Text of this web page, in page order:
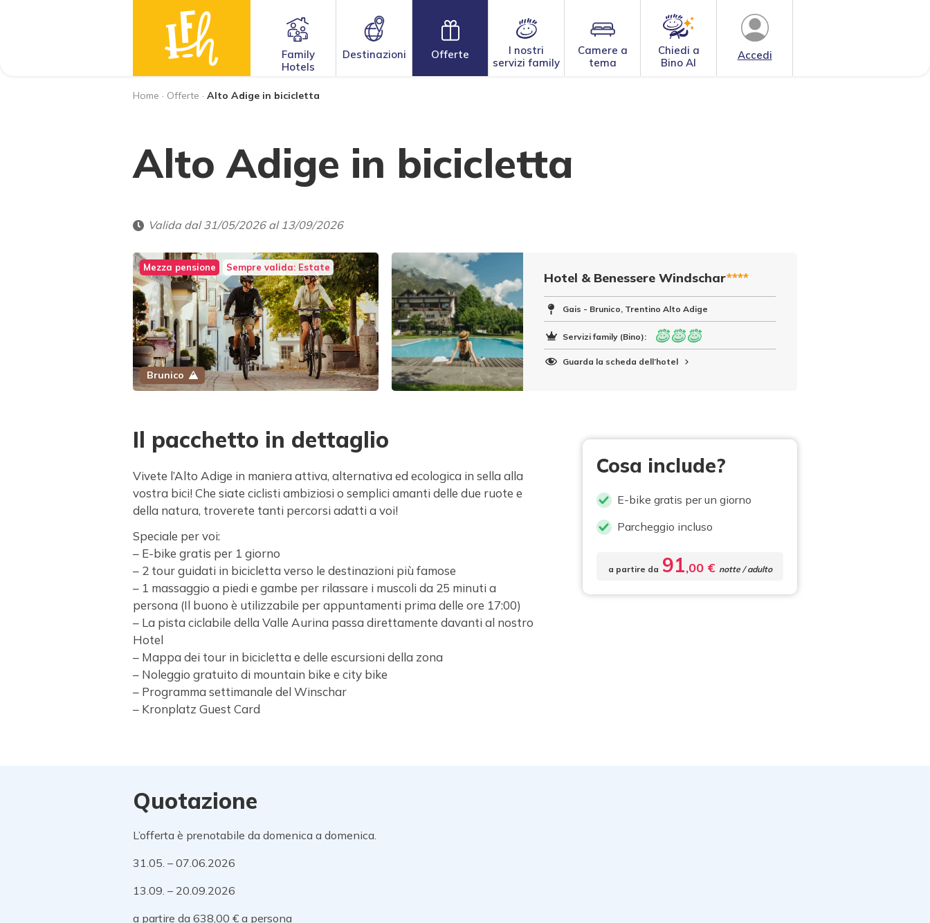
Accedi
Family
Hotels
Destinazioni Offerte
I nostri
servizi family
Camere a
tema
Chiedi a
Bino AI
Home · Offerte · Alto Adige in bicicletta
Alto Adige in bicicletta
Valida dal 31/05/2026 al 13/09/2026
Mezza pensione Sempre valida: Estate
Brunico
Hotel & Benessere Windschar****
Gais - Brunico, Trentino Alto Adige
Servizi family (Bino):
Guarda la scheda dell’hotel
Cosa include?
E-bike gratis per un giorno
Parcheggio incluso
a partire da 91,00 € notte / adulto
Il pacchetto in dettaglio
Vivete l’Alto Adige in maniera attiva, alternativa ed ecologica in sella alla
vostra bici! Che siate ciclisti ambiziosi o semplici amanti delle due ruote e
della natura, troverete tanti percorsi adatti a voi!
Speciale per voi:
– E-bike gratis per 1 giorno
– 2 tour guidati in bicicletta verso le destinazioni più famose
– 1 massaggio a piedi e gambe per rilassare i muscoli da 25 minuti a
persona (Il buono è utilizzabile per appuntamenti prima delle ore 17:00)
– La pista ciclabile della Valle Aurina passa direttamente davanti al nostro
Hotel
– Mappa dei tour in bicicletta e delle escursioni della zona
– Noleggio gratuito di mountain bike e city bike
– Programma settimanale del Winschar
– Kronplatz Guest Card
Quotazione
L’offerta è prenotabile da domenica a domenica.
31.05. – 07.06.2026
13.09. – 20.09.2026
a partire da 638,00 € a persona